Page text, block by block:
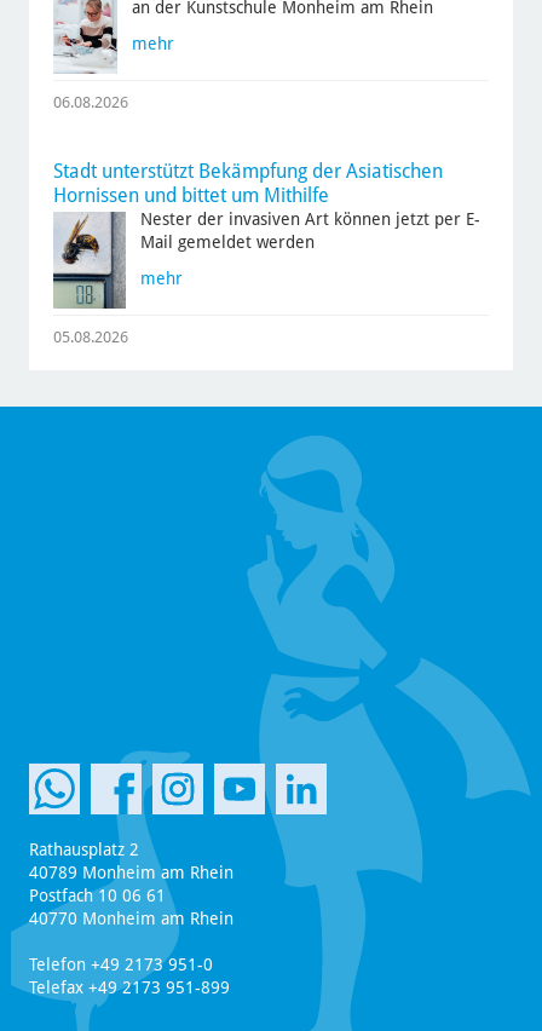
an der Kunstschule Monheim am Rhein
mehr
06.08.2026
Stadt unterstützt Bekämpfung der Asiatischen
Hornissen und bittet um Mithilfe
Nester der invasiven Art können jetzt per E-
Mail gemeldet werden
mehr
05.08.2026
Rathausplatz 2
40789 Monheim am Rhein
Postfach 10 06 61
40770 Monheim am Rhein
Telefon +49 2173 951-0
Telefax +49 2173 951-899